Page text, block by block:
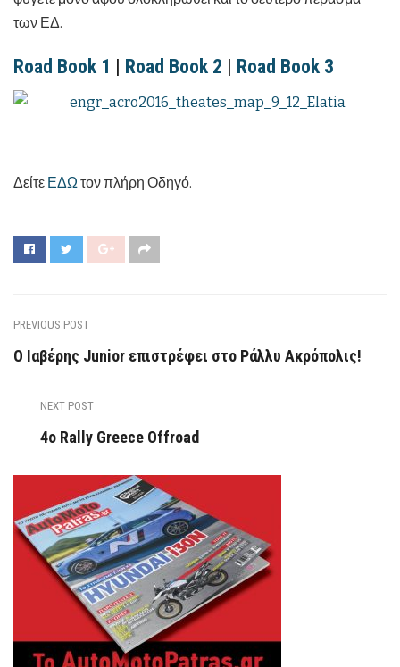
των ΕΔ.
Road Book 1 Road Book 2 Road Book 3
Δείτε ΕΔΩτον πλήρη Οδηγό.
PREVIOUS POST
Ο Ιαβέρης Junior επιστρέφει στο Ράλλυ Ακρόπολις!
NEXT POST
4ο Rally Greece Offroad